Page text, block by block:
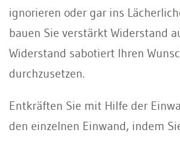
ignorieren oder gar ins
bauen Sie verstärkt Widerstand
Widerstand sabotiert Ihren
durchzusetzen.
Entkräften Sie mit Hilfe der
den einzelnen Einwand, indem